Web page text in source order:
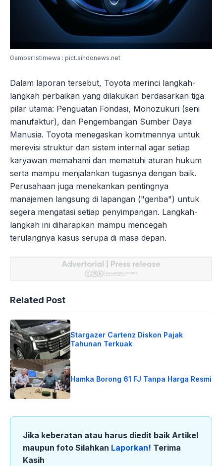
Gambar Istimewa : pict.sindonews.net
Dalam laporan tersebut, Toyota merinci langkah-
langkah perbaikan yang dilakukan berdasarkan tiga
pilar utama: Penguatan Fondasi, Monozukuri (seni
manufaktur), dan Pengembangan Sumber Daya
Manusia. Toyota menegaskan komitmennya untuk
merevisi struktur dan sistem internal agar setiap
karyawan memahami dan mematuhi aturan hukum
serta mampu menjalankan tugasnya dengan baik.
Perusahaan juga menekankan pentingnya
manajemen langsung di lapangan ("genba") untuk
segera mengatasi setiap penyimpangan. Langkah-
langkah ini diharapkan mampu mencegah
terulangnya kasus serupa di masa depan.
Related Post
Stargazer Cartenz Diskon Pajak
Tahunan Terkuak
Hamka Borong 61 FJ Tanpa Harga Resmi
Jika keberatan atau harus diedit baik Artikel
maupun foto Silahkan Laporkan! Terima
Kasih